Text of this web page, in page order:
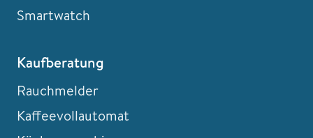
Smartwatch
Kaufberatung
Rauchmelder
Kaffeevollautomat